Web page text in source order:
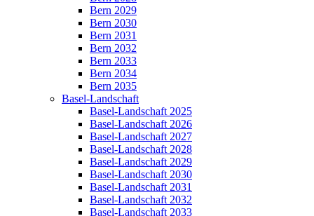
Bern 2029
Bern 2030
Bern 2031
Bern 2032
Bern 2033
Bern 2034
Bern 2035
Basel-Landschaft
Basel-Landschaft 2025
Basel-Landschaft 2026
Basel-Landschaft 2027
Basel-Landschaft 2028
Basel-Landschaft 2029
Basel-Landschaft 2030
Basel-Landschaft 2031
Basel-Landschaft 2032
Basel-Landschaft 2033